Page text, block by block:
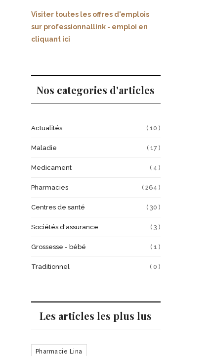
Visiter toutes les offres d'emplois
sur professionnallink - emploi en
cliquant ici
Nos categories d'articles
Actualités ( 10 )
Maladie ( 17 )
Medicament ( 4 )
Pharmacies ( 264 )
Centres de santé ( 30 )
Sociétés d'assurance ( 3 )
Grossesse - bébé ( 1 )
Traditionnel ( 0 )
Les articles les plus lus
Pharmacie Lina